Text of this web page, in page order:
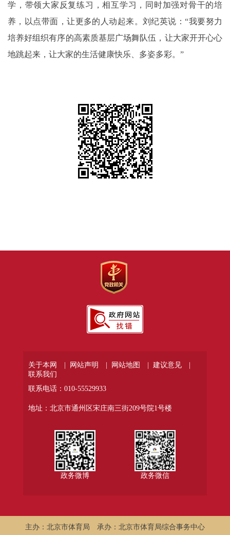
学，带领大家反复练习，相互学习，同时加强对骨干的培
养，以点带面，让更多的人动起来。刘纪英说：“我要努力
培养好组织有序的高素质基层广场舞队伍，让大家开开心心
地跳起来，让大家的生活健康快乐、多姿多彩。”
关于本网 | 网站声明 | 网站地图 |
建议意见 |
联系我们
联系电话：010-55529933
地址：北京市通州区宋庄南三街209号院1号楼
政务微博 政务微信
主办：北京市体育局 承办：北京市体育局综合事务中心